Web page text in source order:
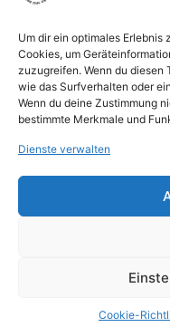
Um dir ein optimales
Cookies, um
zuzugreifen. Wenn du diesen
wie das Surfverhalten oder
Wenn du deine Zustimmung
bestimmte Merkmale und
Dienste verwalten
Cookie-
Schwarzenberg
Königsessen
Harburger
Datenschutz